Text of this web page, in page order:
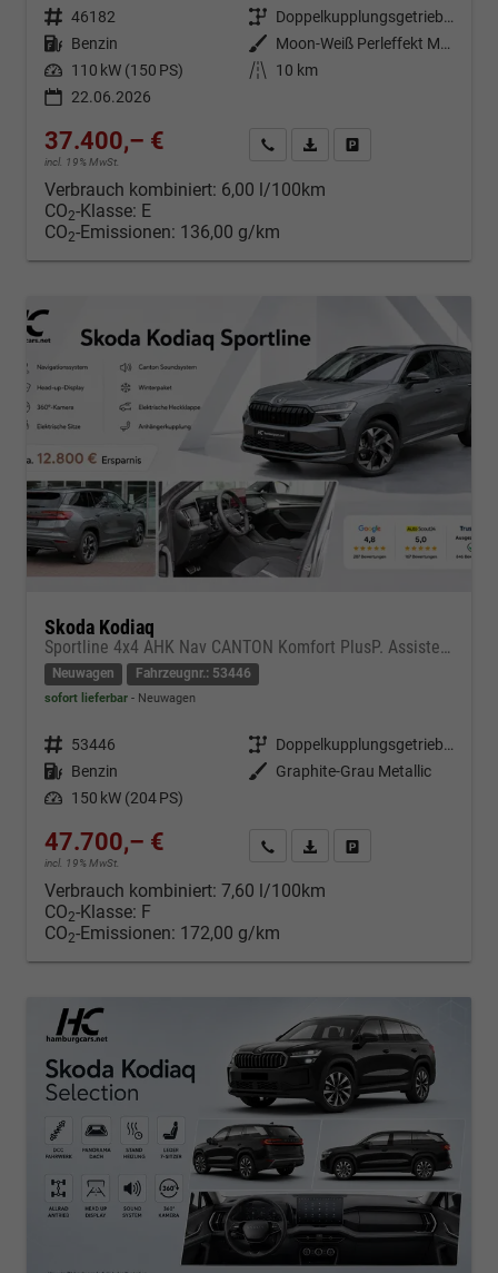
Fahrzeugnr. 46182 Getriebe
Doppelkupplungsgetriebe (DSG)
Kraftstoff Benzin Außenfarbe
Moon-Weiß Perleffekt Metallic
Leistung 110 kW (150 PS) Kilometerstand
10 km
22.06.2026
37.400,– €
incl. 19% MwSt.
Kontakt & Angebot anfordern
PDF-Datei, Fahrzeugexposé
Verbrauch kombiniert: 6,00 l/100km
CO2-Klasse: E
CO2-Emissionen: 136,00 g/km
Skoda Kodiaq
Sportline 4x4 AHK Nav CANTON Komfort PlusP. AssistenzP
Neuwagen Fahrzeugnr.: 53446
sofort lieferbar Neuwagen
Fahrzeugnr. 53446 Getriebe
Doppelkupplungsgetriebe (DSG)
Kraftstoff Benzin Außenfarbe
Graphite-Grau Metallic
Leistung 150 kW (204 PS)
47.700,– €
incl. 19% MwSt.
Kontakt & Angebot anfordern
PDF-Datei, Fahrzeugexposé
Verbrauch kombiniert: 7,60 l/100km
CO2-Klasse: F
CO2-Emissionen: 172,00 g/km